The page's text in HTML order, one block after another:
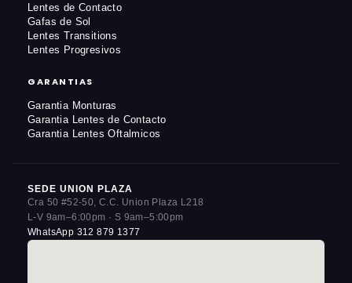
Lentes de Contacto
Gafas de Sol
Lentes Transitions
Lentes Progresivos
GARANTIAS
Garantia Monturas
Garantia Lentes de Contacto
Garantia Lentes Oftalmicos
SEDE UNION PLAZA
Cra 50 #52-50, C.C. Union Plaza L218
L-V 9am–6:00pm · S 9am–5:00pm
WhatsApp 312 879 1377